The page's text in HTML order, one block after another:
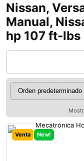
Nissan,
Manual,
hp 107 ft-lbs
Venta New!